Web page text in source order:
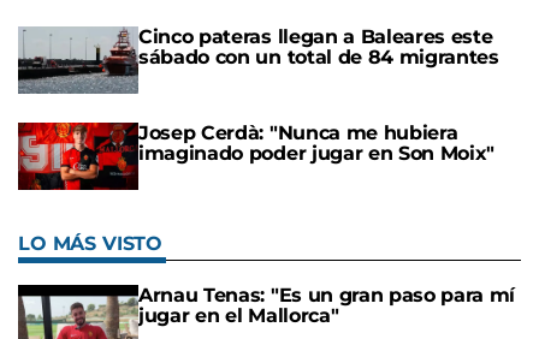
Cinco pateras llegan a Baleares este
sábado con un total de 84 migrantes
Josep Cerdà: "Nunca me hubiera
imaginado poder jugar en Son Moix"
LO MÁS VISTO
Arnau Tenas: "Es un gran paso para mí
jugar en el Mallorca"